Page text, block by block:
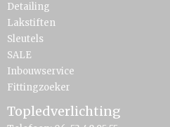
Detailing
Lakstiften
Sleutels
SALE
Inbouwservice
Fittingzoeker
Topledverlichting